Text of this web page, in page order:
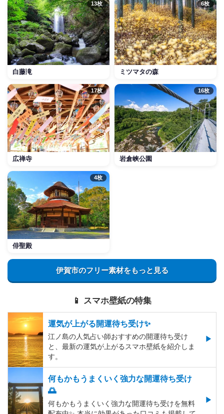
13枚
白藤滝
6枚
ミツマタの森
17枚
広禅寺
16枚
岩倉峡公園
4枚
俳聖殿
伊賀市のフリー素材をもっと見る
📱 スマホ壁紙の特集
運気が上がる開運待ち受け✨
江ノ島の人気占い師おすすめの開運待ち受け
と、最新の運気が上がるスマホ壁紙を紹介しま
す。
何もかもうまくいく強力な開運待ち受け
🌅
何もかもうまくいく強力な開運待ち受けを無料